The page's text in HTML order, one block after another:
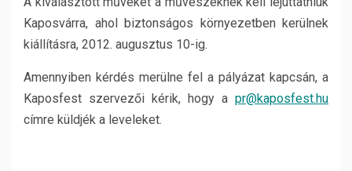
Kaposvárra, ahol biztonságos környezetben kerülnek
kiállításra, 2012. augusztus 10-ig.
Amennyiben kérdés merülne fel a pályázat kapcsán, a
Kaposfest szervezői kérik, hogy a pr@kaposfest.hu
címre küldjék a leveleket.